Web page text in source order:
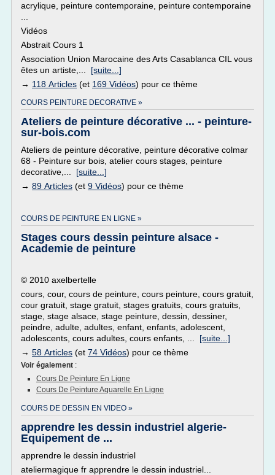
acrylique, peinture contemporaine, peinture contemporaine
Vidéos
Abstrait Cours 1
Association Union Marocaine des Arts Casablanca CIL vous
êtes un artiste,... [suite...]
→ 118 Articles (et 169 Vidéos) pour ce thème
COURS PEINTURE DECORATIVE »
Ateliers de peinture décorative ... - peinture-
sur-bois.com
Ateliers de peinture décorative, peinture décorative colmar
68 - Peinture sur bois, atelier cours stages, peinture
decorative,... [suite...]
→ 89 Articles (et 9 Vidéos) pour ce thème
COURS DE PEINTURE EN LIGNE »
Stages cours dessin peinture alsace -
Academie de peinture
© 2010 axelbertelle
cours, cour, cours de peinture, cours peinture, cours gratuit,
cour gratuit, stage gratuit, stages gratuits, cours gratuits,
stage, stage alsace, stage peinture, dessin, dessiner,
peindre, adulte, adultes, enfant, enfants, adolescent,
adolescents, cours adultes, cours enfants, ... [suite...]
→ 58 Articles (et 74 Vidéos) pour ce thème
Voir également :
Cours De Peinture En Ligne
Cours De Peinture Aquarelle En Ligne
COURS DE DESSIN EN VIDEO »
apprendre les dessin industriel algerie-
Equipement de ...
apprendre le dessin industriel
ateliermagique fr apprendre le dessin industriel...